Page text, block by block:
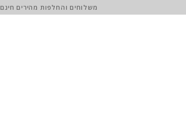
משלוחים והחלפות מהירים חינם